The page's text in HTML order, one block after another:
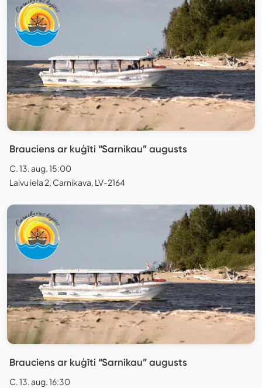
Brauciens ar kuģīti “Sarnikau” augusts
C. 13. aug. 15:00
Laivu iela 2, Carnikava, LV-2164
Brauciens ar kuģīti “Sarnikau” augusts
C. 13. aug. 16:30